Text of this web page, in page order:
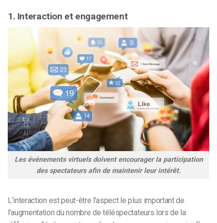
1. Interaction et engagement
Les événements virtuels doivent encourager la participation
des spectateurs afin de maintenir leur intérêt.
L’interaction est peut-être l’aspect le plus important de
l’augmentation du nombre de téléspectateurs lors de la